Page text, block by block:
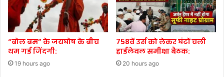
“बोल बम” के जयघोष के बीच
थम गई जिंदगी:
19 hours ago
758वें उर्स को लेकर घंटों चली
हाईलेवल समीक्षा बैठक:
20 hours ago